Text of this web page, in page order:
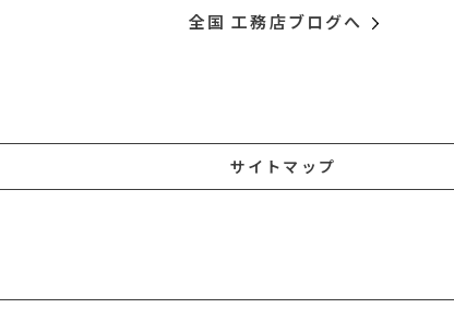
全国 工務店ブログへ
サイトマップ